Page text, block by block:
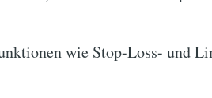
wie Stop-Loss- und